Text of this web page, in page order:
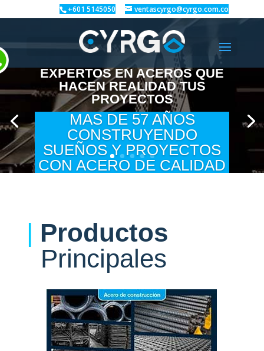
+601 5145050 ventascyrgo@cyrgo.com.co
EXPERTOS EN ACEROS QUE
HACEN REALIDAD TUS
PROYECTOS
MAS DE 57 AÑOS
CONSTRUYENDO
SUEÑOS Y PROYECTOS
CON ACERO DE CALIDAD
| Productos
Principales